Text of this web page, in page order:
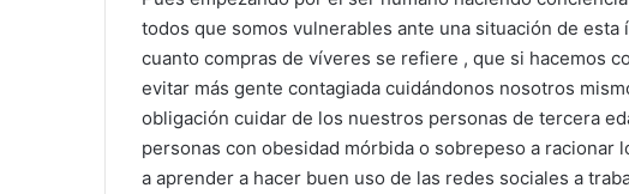
todos que somos vulnerables ante una situación de
cuanto compras de víveres se refiere , que si hacemos
evitar más gente contagiada cuidándonos nosotros
obligación cuidar de los nuestros personas de tercera
personas con obesidad mórbida o sobrepeso a racionar
a aprender a hacer buen uso de las redes sociales a